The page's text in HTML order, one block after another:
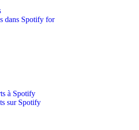
dans Spotify for
à Spotify
sur Spotify